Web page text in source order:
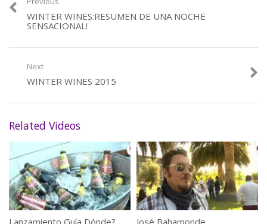
WINTER WINES:RESUMEN DE UNA NOCHE
SENSACIONAL!
Next
WINTER WINES 2015
Related Videos
Lanzamiento Guía Dónde? José Bahamonde